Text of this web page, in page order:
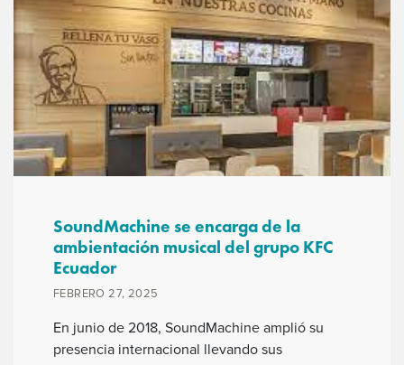
SoundMachine se encarga de la
ambientación musical del grupo KFC
Ecuador
FEBRERO 27, 2025
En junio de 2018, SoundMachine amplió su
presencia internacional llevando sus